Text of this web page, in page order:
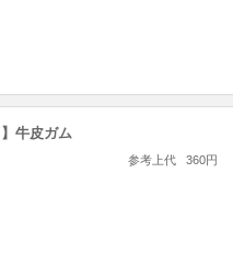
】牛皮ガム
参考上代 360円